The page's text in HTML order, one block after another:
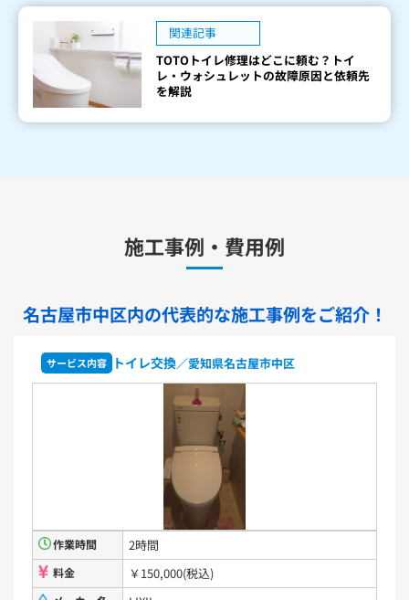
水栓金具
キッチン用水栓金具
TKS05321J TKS05321Z
TKS05305ZA TKS05320J TKS05301J
TLN32TEFRZ TLHG31AEFR
TLHG31AEFZ
TLHG30EGZ TLS05301J
TLC32ERZ
LF-E345SYCN
TW11R TW11RF
TBV03401Z1 TBV03423J1
VシリーズLMPB060A1GDC1G+LDPB060BAGEN2
VシリーズLMPB075A1GDC1G+LDPB075BAGEN2
VシリーズLMPB075A3GDC1G+LDPB075BAGEN2
関連記事
TOTOトイレ修理はどこに頼む？トイ
レ・ウォシュレットの故障原因と依頼先
を解説
施工事例・費用例
名古屋市中区内の代表的な施工事例をご紹介！
サービス内容 トイレ交換／愛知県名古屋市中区
作業時間 2時間
料金 ￥150,000(税込)